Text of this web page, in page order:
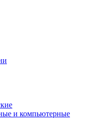
и компьютерные